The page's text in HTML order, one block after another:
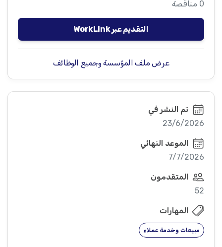
0 مناقصة
التقديم عبر WorkLink
عرض ملف المؤسسة وجميع الوظائف
تم النشر في
23/6/2026
الموعد النهائي
7/7/2026
المتقدمون
52
المهارات
مبيعات وخدمة عملاء